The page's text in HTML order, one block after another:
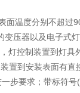
温度分别不超过
器以及电子式灯
控制装置到灯具
置到安装表面有直
要求；带标符号